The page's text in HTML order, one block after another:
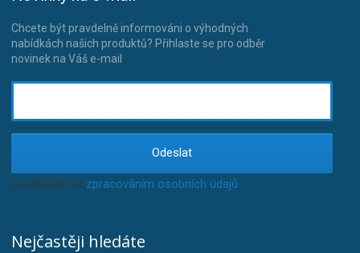
Chcete být pravdelně informováni o výhodných
nabídkách našich produktů? Přihlaste se pro odběr
novinek na Váš e-mail
Odeslat
Souhlasím se zpracováním osobních údajů.
Nejčastěji hledáte